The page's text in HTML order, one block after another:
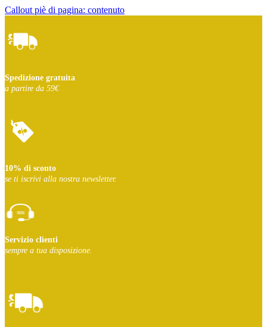
Callout piè di pagina: contenuto
Spedizione gratuita
a partire da 59€
10% di sconto
se ti iscrivi alla nostra newsletter.
Servizio clienti
sempre a tua disposizione.